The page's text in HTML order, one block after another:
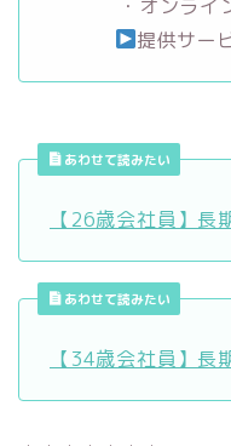
・オンラ
提供サー
あわせて読みたい
【26歳会社員】長
あわせて読みたい
【34歳会社員】長